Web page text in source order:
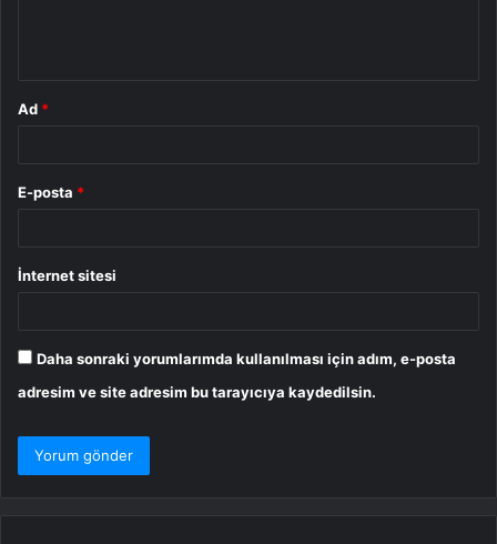
Ad *
E-posta *
İnternet sitesi
Daha sonraki yorumlarımda kullanılması için adım, e-posta
adresim ve site adresim bu tarayıcıya kaydedilsin.